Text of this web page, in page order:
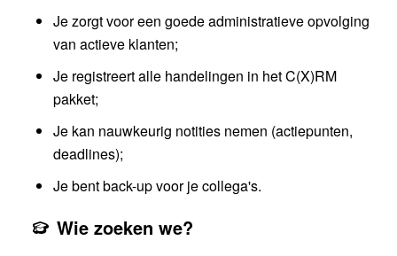
Je zorgt voor een goede administratieve opvolging
van actieve klanten;
Je registreert alle handelingen in het C(X)RM
pakket;
Je kan nauwkeurig notities nemen (actiepunten,
deadlines);
Je bent back-up voor je collega's.
Wie zoeken we?